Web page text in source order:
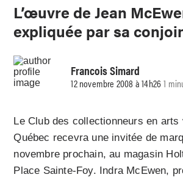
L’œuvre de Jean
expliquée par sa
Francois Simard
12 novembre 2008 à 14h261
Le Club des collectionneurs en arts
Québec recevra une invitée de
novembre prochain, au magasin
Place Sainte-Foy. Indra McEwen,